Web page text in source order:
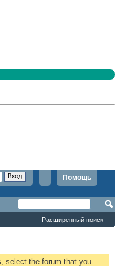
Помощь
Расширенный поиск
select the forum that you